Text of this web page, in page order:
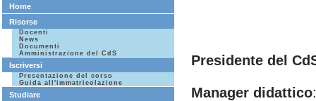
Home
Risorse
Docenti
News
Documenti
Amministrazione del CdS
Iscriversi
Presentazione del corso
Guida all'immatricolazione
Studiare
Presidente del
Manager didattico